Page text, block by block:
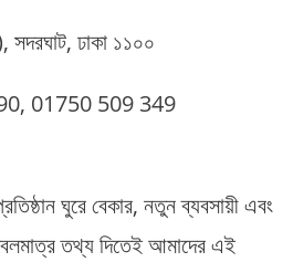
সদরঘাট, ঢাকা ১১০০
01750 509 349
ঘুরে বেকার, নতুন ব্যবসায়ী এবং
তথ্য দিতেই আমাদের এই